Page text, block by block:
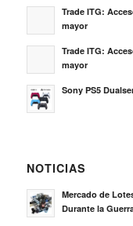
Trade ITG:
mayor
Trade ITG:
mayor
Sony PS5
NOTICIAS
Mercado de
Durante la